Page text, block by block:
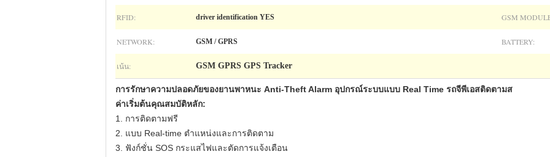
RFID: driver identification YES GSM
NETWORK: GSM / GPRS BATTERY:
เน้น: GSM GPRS GPS Tracker
การรักษาความปลอดภัยของยานพาหนะ Anti-Theft Alarm อุปกรณ์ระบบแบบ Real Time รถจีพีเอสติดตามส
ค่าเริ่มต้นคุณสมบัติหลัก:
1. การติดตามฟรี
2. แบบ Real-time ตำแหน่งและการติดตาม
3. ฟังก์ชั่น SOS กระแสไฟและตัดการแจ้งเตือน